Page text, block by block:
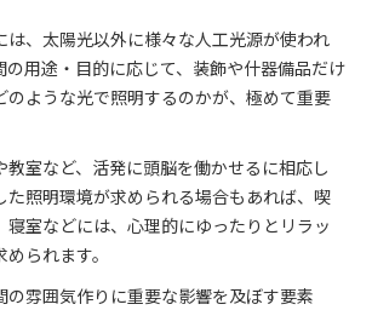
は、太陽光以外に様々な人工光源が使われ
の用途・目的に応じて、装飾や什器備品だけ
のような光で照明するのかが、極めて重要
室など、活発に頭脳を働かせるに相応し
た照明環境が求められる場合もあれば、喫
寝室などには、心理的にゆったりとリラッ
られます。
の雰囲気作りに重要な影響を及ぼす要素